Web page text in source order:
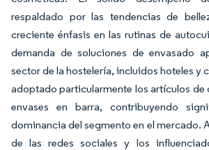
respaldado por las tendencias de
creciente énfasis en las rutinas de
demanda de soluciones de envasado
sector de la hostelería, incluidos hoteles y
adoptado particularmente los artículos de
envases en barra, contribuyendo
dominancia del segmento en el mercado.
de las redes sociales y los